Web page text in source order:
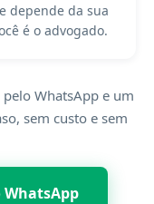
depende da sua
é o advogado.
WhatsApp e um
sem custo e sem